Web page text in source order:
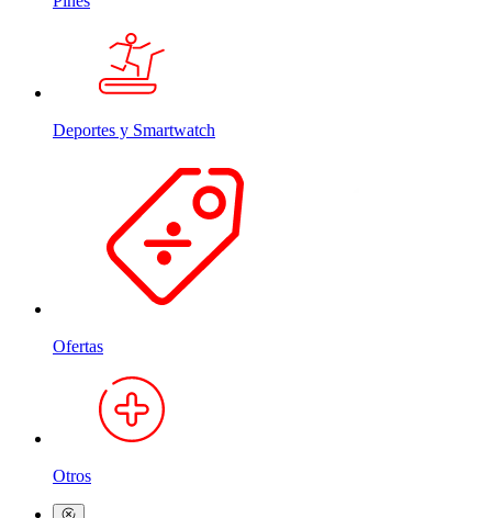
Deportes y Smartwatch
Ofertas
Otros